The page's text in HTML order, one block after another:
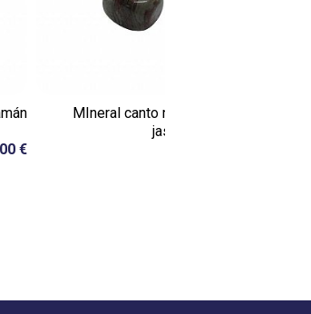
€
MIneral canto rodado de
jaspe sardo